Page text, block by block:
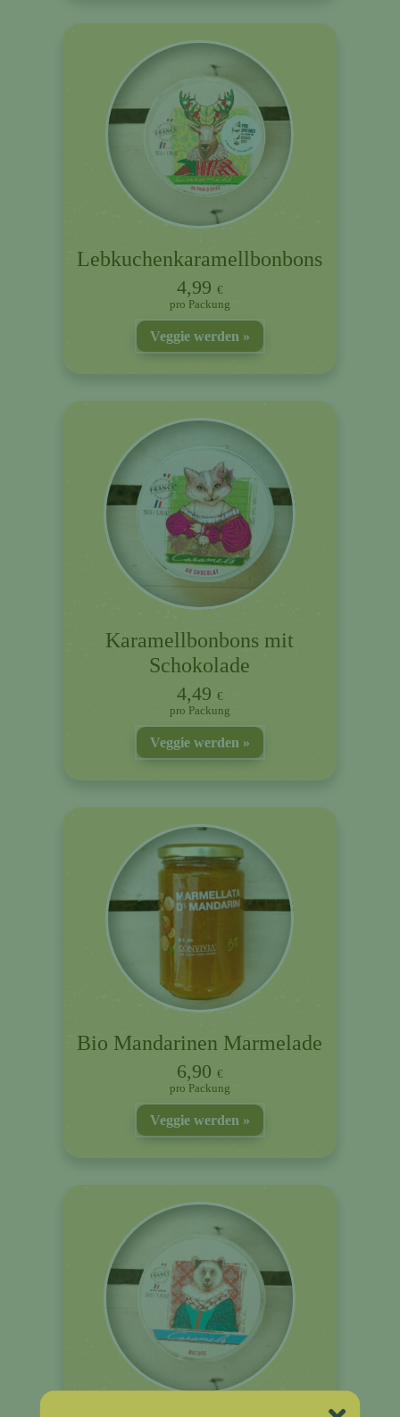
Lebkuchenkaramellbonbons
4,99 €
Packung
Veggie werden
Karamellbonbons mit
Schokolade
4,49 €
Packung
Veggie werden
Bio Mandarinen Marmelade
6,90 €
Packung
Veggie werden